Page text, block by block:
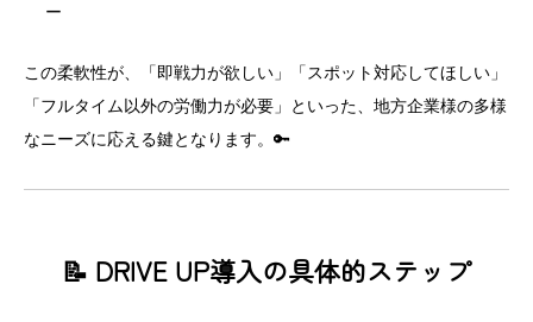
ー
この柔軟性が、「即戦力が欲しい」「スポット対応してほしい」
「フルタイム以外の労働力が必要」といった、地方企業様の多様
なニーズに応える鍵となります。🔑
📝 DRIVE UP導入の具体的ステップ